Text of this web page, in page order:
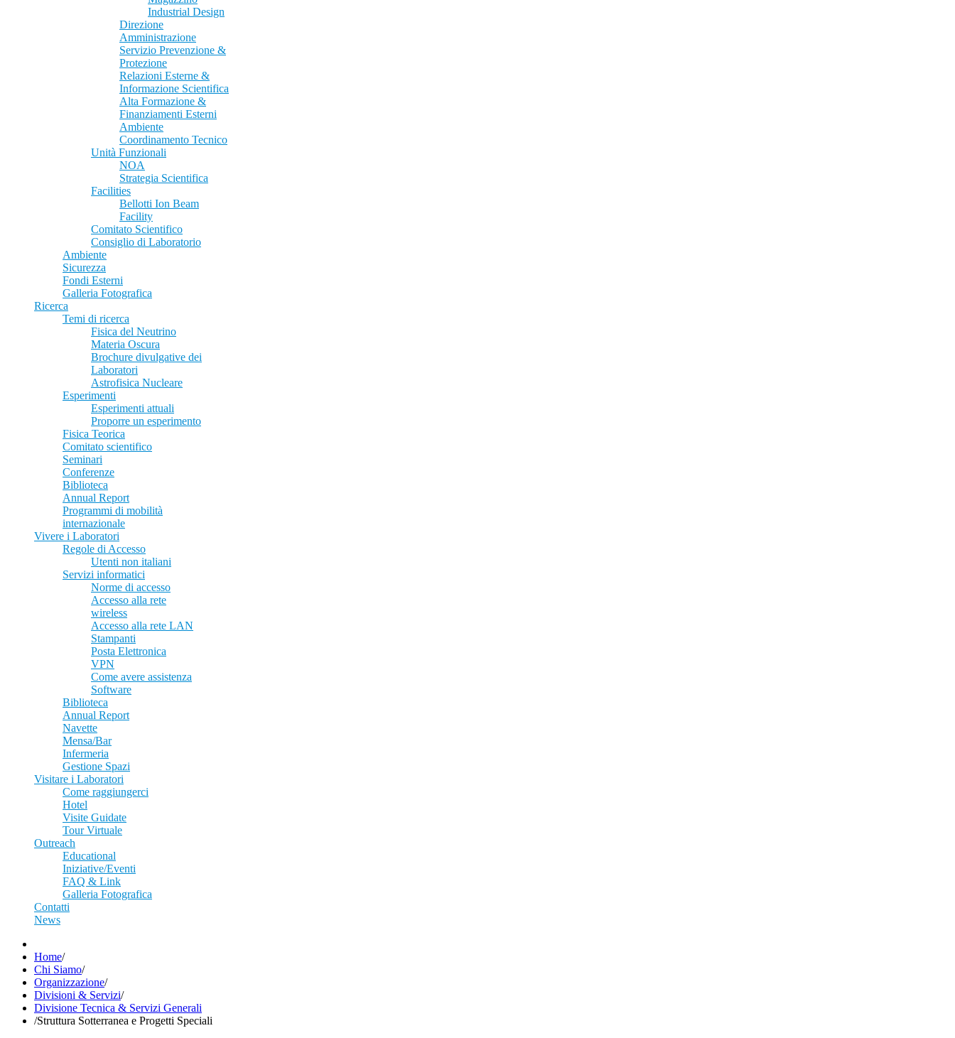
Industrial Design
Direzione
Amministrazione
Servizio Prevenzione &
Protezione
Relazioni Esterne &
Informazione Scientifica
Alta Formazione &
Finanziamenti Esterni
Ambiente
Coordinamento Tecnico
Unità Funzionali
NOA
Strategia Scientifica
Facilities
Bellotti Ion Beam
Facility
Comitato Scientifico
Consiglio di Laboratorio
Ambiente
Sicurezza
Fondi Esterni
Galleria Fotografica
Ricerca
Temi di ricerca
Fisica del Neutrino
Materia Oscura
Brochure divulgative dei
Laboratori
Astrofisica Nucleare
Esperimenti
Esperimenti attuali
Proporre un esperimento
Fisica Teorica
Comitato scientifico
Seminari
Conferenze
Biblioteca
Annual Report
Programmi di mobilità
internazionale
Vivere i Laboratori
Regole di Accesso
Utenti non italiani
Servizi informatici
Norme di accesso
Accesso alla rete
wireless
Accesso alla rete LAN
Stampanti
Posta Elettronica
VPN
Come avere assistenza
Software
Biblioteca
Annual Report
Navette
Mensa/Bar
Infermeria
Gestione Spazi
Visitare i Laboratori
Come raggiungerci
Hotel
Visite Guidate
Tour Virtuale
Outreach
Educational
Iniziative/Eventi
FAQ & Link
Galleria Fotografica
Contatti
News
Home/
Chi Siamo/
Organizzazione/
Divisioni & Servizi/
Divisione Tecnica & Servizi Generali
/Struttura Sotterranea e Progetti Speciali